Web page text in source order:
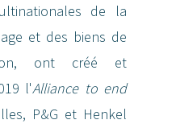
de la
et des biens de
ont créé et
l'Alliance to end
P&G et Henkel